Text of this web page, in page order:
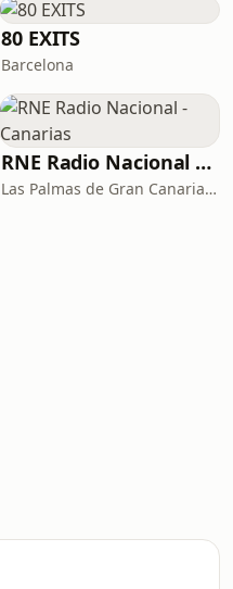
80 EXITS
Barcelona
RNE Radio Nacional - Canarias
Las Palmas de Gran Canaria · 92.8 FM